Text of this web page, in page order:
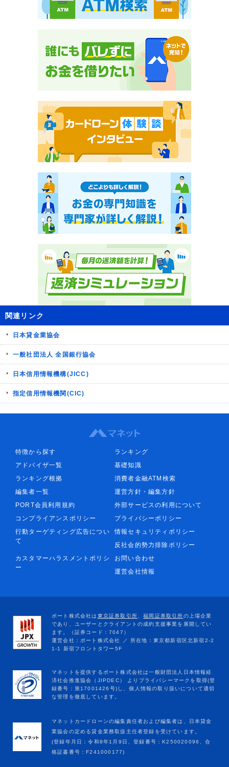
関連リンク
日本貸金業協会
一般社団法人 全国銀行協会
日本信用情報機構(JICC)
指定信用情報機関(CIC)
特徴から探す
ランキング
アドバイザ一覧
基礎知識
ランキング根拠
消費者金融ATM検索
編集者一覧
運営方針・編集方針
PORT会員利用規約
外部サービスの利用について
コンプライアンスポリシー
プライバシーポリシー
行動ターゲティング広告につい
て
情報セキュリティポリシー
反社会的勢力排除ポリシー
カスタマーハラスメントポリシ
ー
お問い合わせ
運営会社情報
マネットカードローンの編集責任者および編集者は、日本貸金
業協会の定める貸金業務取扱主任者登録を受けています。
(登録年月日：令和8年1月9日、登録番号：K250020096、合
格証書番号：F241000177)